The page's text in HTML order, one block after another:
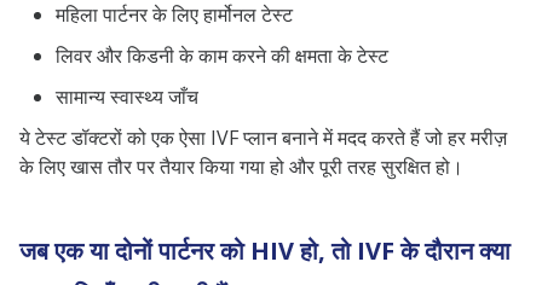
महिला पार्टनर के लिए हार्मोनल टेस्ट
लिवर और किडनी के काम करने की क्षमता के टेस्ट
सामान्य स्वास्थ्य जाँच
ये टेस्ट डॉक्टरों को एक ऐसा IVF प्लान बनाने में मदद करते हैं जो हर मरीज़
के लिए खास तौर पर तैयार किया गया हो और पूरी तरह सुरक्षित हो।
जब एक या दोनों पार्टनर को HIV हो, तो IVF के दौरान क्या